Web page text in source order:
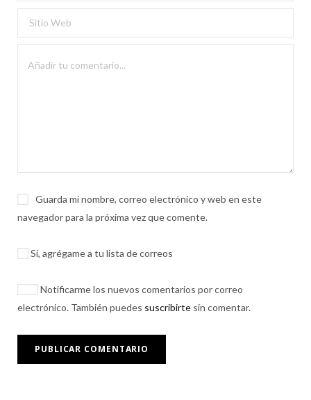
Guarda mi nombre, correo electrónico y web en este
navegador para la próxima vez que comente.
Sí, agrégame a tu lista de correos
Notificarme los nuevos comentarios por correo
electrónico. También puedes suscribirte sin comentar.